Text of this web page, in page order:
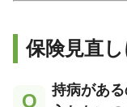
保険見直
Q
持病があ